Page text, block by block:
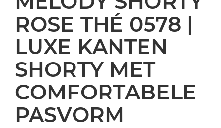
ROSE THÉ 0578 |
LUXE KANTEN
SHORTY MET
COMFORTABELE
PASVORM